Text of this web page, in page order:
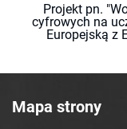
Projekt pn.
cyfrowych na
Europejską z
Mapa strony